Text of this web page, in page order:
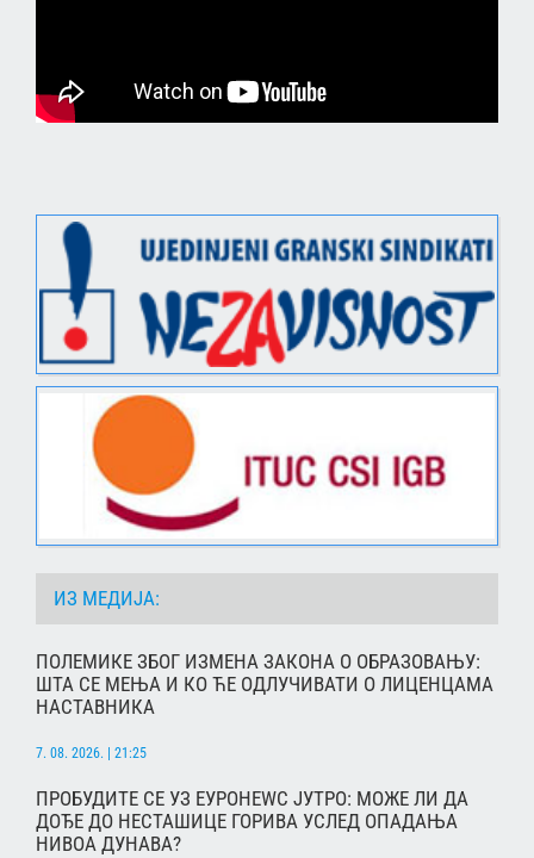
ИЗ МЕДИЈА:
ПОЛЕМИКЕ ЗБОГ ИЗМЕНА ЗАКОНА О ОБРАЗОВАЊУ:
ШТА СЕ МЕЊА И КО ЋЕ ОДЛУЧИВАТИ О ЛИЦЕНЦАМА
НАСТАВНИКА
7. 08. 2026. | 21:25
ПРОБУДИТЕ СЕ УЗ ЕУРОНЕWС ЈУТРО: МОЖЕ ЛИ ДА
ДОЂЕ ДО НЕСТАШИЦЕ ГОРИВА УСЛЕД ОПАДАЊА
НИВОА ДУНАВА?